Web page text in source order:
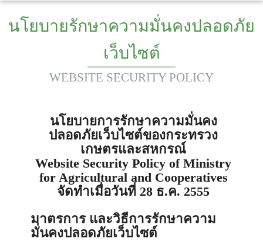
นโยบายรักษาความมั่นคงปลอดภัย
เว็บไซต์
WEBSITE SECURITY POLICY
นโยบายการรักษาความมั่นคง
ปลอดภัยเว็บไซต์ของกระทรวง
เกษตรและสหกรณ์
Website Security Policy of Ministry
for Agricultural and Cooperatives
จัดทําเมื่อวันที่ 28 ธ.ค. 2555
มาตรการ และวิธีการรักษาความ
มั่นคงปลอดภัยเว็บไซต์